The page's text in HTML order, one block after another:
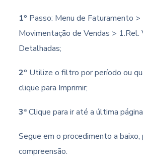
1º Passo: Menu de Faturamento
Movimentação de Vendas > 1.Rel.
Detalhadas;
2º Utilize o filtro por período ou
clique para Imprimir;
3ªClique para ir até a última
Segue em o procedimento a baixo,
compreensão.